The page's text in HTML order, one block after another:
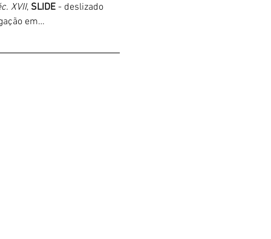
XVII, SLIDE - deslizado
em…